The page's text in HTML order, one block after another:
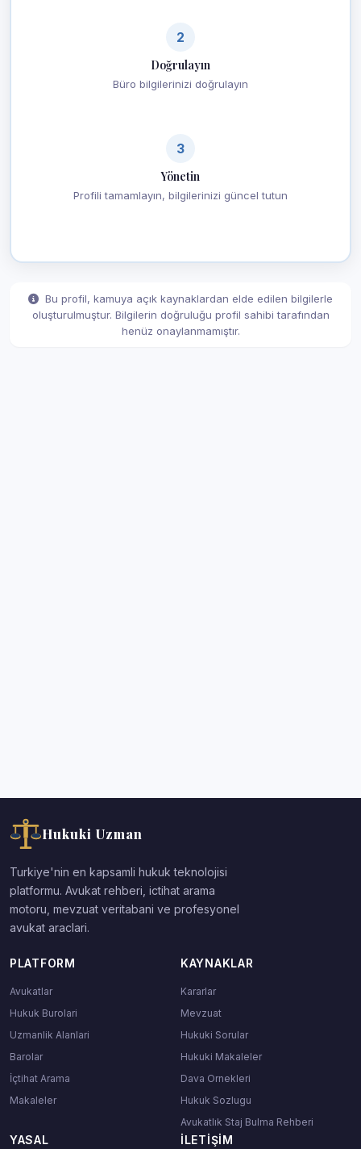
2
Doğrulayın
Büro bilgilerinizi doğrulayın
3
Yönetin
Profili tamamlayın, bilgilerinizi güncel tutun
Bu profil, kamuya açık kaynaklardan elde edilen bilgilerle
oluşturulmuştur. Bilgilerin doğruluğu profil sahibi tarafından
henüz onaylanmamıştır.
Hukuki Uzman
Turkiye'nin en kapsamli hukuk teknolojisi
platformu. Avukat rehberi, ictihat arama
motoru, mevzuat veritabani ve profesyonel
avukat araclari.
PLATFORM
Avukatlar
Hukuk Burolari
Uzmanlik Alanlari
Barolar
İçtihat Arama
Makaleler
KAYNAKLAR
Kararlar
Mevzuat
Hukuki Sorular
Hukuki Makaleler
Dava Ornekleri
Hukuk Sozlugu
Avukatlık Staj Bulma Rehberi
YASAL İLETIŞIM